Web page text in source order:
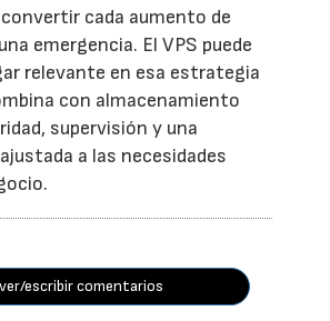
cada aumento de
emergencia. El VPS puede
relevante en esa estrategia
con almacenamiento
supervisión y una
a las necesidades
ver/escribir comentarios